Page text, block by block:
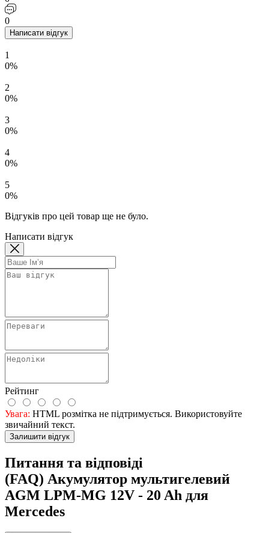
0
Написати відгук
1
0%
2
0%
3
0%
4
0%
5
0%
Відгуків про цей товар ще не було.
Написати відгук
Рейтинг
Увага: HTML розмітка не підтримується. Використовуйте
звичайний текст.
Залишити відгук
Питання та відповіді
(FAQ) Акумулятор мультигелевий
AGM LPM-MG 12V - 20 Ah для
Mercedes